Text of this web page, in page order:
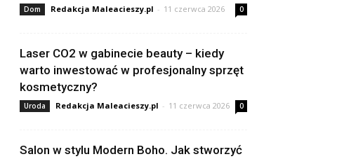
Dom Redakcja Maleacieszy.pl - 11 czerwca 2026 0
Laser CO2 w gabinecie beauty – kiedy
warto inwestować w profesjonalny sprzęt
kosmetyczny?
Uroda Redakcja Maleacieszy.pl - 11 czerwca 2026 0
Salon w stylu Modern Boho. Jak stworzyć